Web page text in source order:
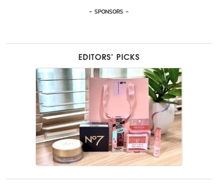
- SPONSORS -
EDITORS’ PICKS